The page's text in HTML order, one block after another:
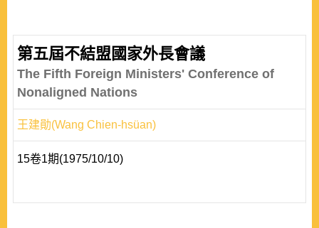
第五屆不結盟國家外長會議
The Fifth Foreign Ministers' Conference of
Nonaligned Nations
王建勛(Wang Chien-hsüan)
15卷1期(1975/10/10)